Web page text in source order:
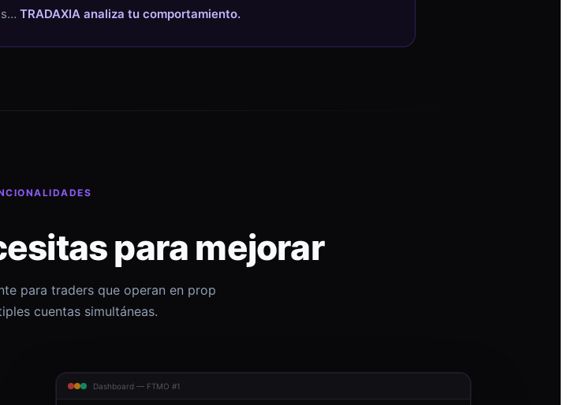
TRADAXIA analiza tu comportamiento.
para mejorar
para traders que operan en prop
cuentas simultáneas.
Dashboard — FTMO #1